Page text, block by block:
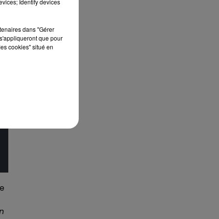
Identify devices
dans "Gérer
que pour
cookies" situé en